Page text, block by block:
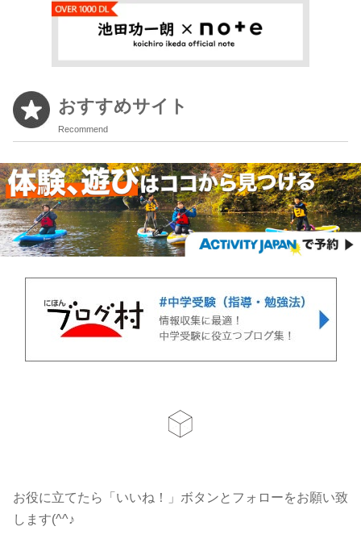
おすすめサイト
Recommend
お役に立てたら「いいね！」ボタンとフォローをお願い致
します(^^♪